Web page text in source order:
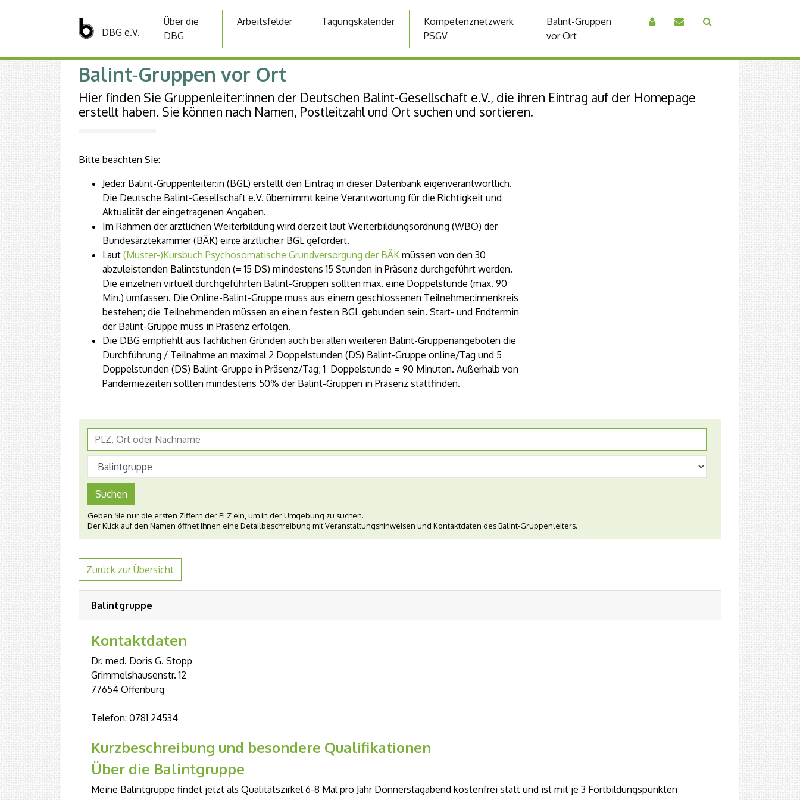
DBG e.V.
Über die
DBG
Arbeitsfelder Tagungskalender
Kompetenznetzwerk
PSGV
Balint-Gruppen
vor Ort
Balint-Gruppen vor Ort
Hier finden Sie Gruppenleiter:innen der Deutschen Balint-Gesellschaft e.V., die ihren Eintrag auf der Homepage
erstellt haben. Sie können nach Namen, Postleitzahl und Ort suchen und sortieren.
Bitte beachten Sie:
Jede:r Balint-Gruppenleiter:in (BGL) erstellt den Eintrag in dieser Datenbank eigenverantwortlich.
Die Deutsche Balint-Gesellschaft e.V. übernimmt keine Verantwortung für die Richtigkeit und
Aktualität der eingetragenen Angaben.
Im Rahmen der ärztlichen Weiterbildung wird derzeit laut Weiterbildungsordnung (WBO) der
Bundesärztekammer (BÄK) ein:e ärztliche:r BGL gefordert.
Laut (Muster-)Kursbuch Psychosomatische Grundversorgung der BÄK müssen von den 30
abzuleistenden Balintstunden (= 15 DS) mindestens 15 Stunden in Präsenz durchgeführt werden.
Die einzelnen virtuell durchgeführten Balint-Gruppen sollten max. eine Doppelstunde (max. 90
Min.) umfassen. Die Online-Balint-Gruppe muss aus einem geschlossenen Teilnehmer:innenkreis
bestehen; die Teilnehmenden müssen an eine:n feste:n BGL gebunden sein. Start- und Endtermin
der Balint-Gruppe muss in Präsenz erfolgen.
Die DBG empfiehlt aus fachlichen Gründen auch bei allen weiteren Balint-Gruppenangeboten die
Durchführung / Teilnahme an maximal 2 Doppelstunden (DS) Balint-Gruppe online/Tag und 5
Doppelstunden (DS) Balint-Gruppe in Präsenz/Tag; 1 Doppelstunde = 90 Minuten. Außerhalb von
Pandemiezeiten sollten mindestens 50% der Balint-Gruppen in Präsenz stattfinden.
Suchen
Geben Sie nur die ersten Ziffern der PLZ ein, um in der Umgebung zu suchen.
Der Klick auf den Namen öffnet Ihnen eine Detailbeschreibung mit Veranstaltungshinweisen und Kontaktdaten des Balint-Gruppenleiters.
Zurück zur Übersicht
Balintgruppe
Kontaktdaten
Dr. med. Doris G. Stopp
Grimmelshausenstr. 12
77654 Offenburg
Telefon: 0781 24534
Kurzbeschreibung und besondere Qualifikationen
Über die Balintgruppe
Meine Balintgruppe findet jetzt als Qualitätszirkel 6-8 Mal pro Jahr Donnerstagabend kostenfrei statt und ist mit je 3 Fortbildungspunkten